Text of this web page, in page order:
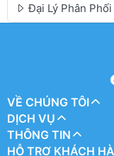
Đại Lý Phân
VỀ CHÚNG TÔI
DỊCH VỤ
THÔNG TIN
HỖ TRỢ KHÁCH